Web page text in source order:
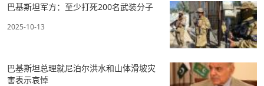
巴基斯坦军方：至少打死200名武装分子
2025-10-13
巴基斯坦总理就尼泊尔洪水和山体滑坡灾
害表示哀悼